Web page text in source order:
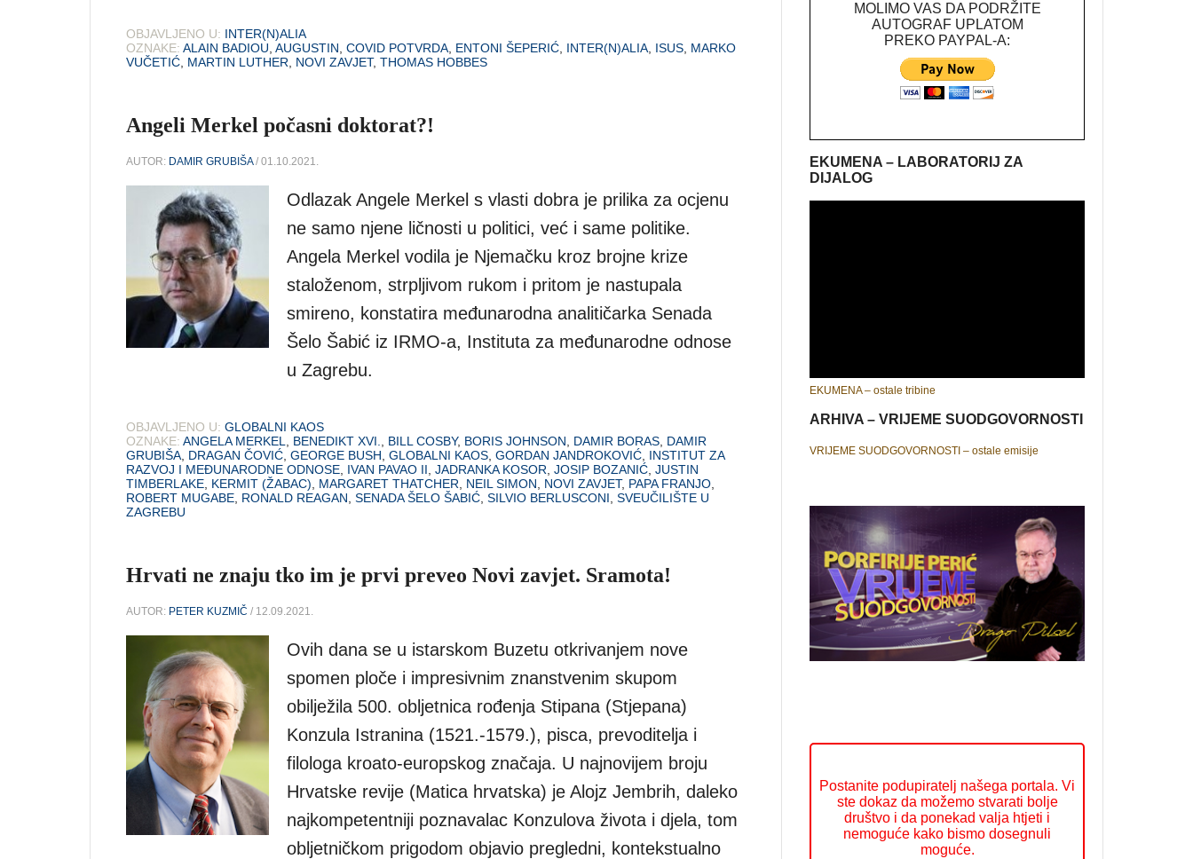
OBJAVLJENO U: INTER(N)ALIA
OZNAKE: ALAIN BADIOU AUGUSTIN COVID POTVRDA ENTONI ŠEPERIĆ INTER(N)ALIA ISUS MARKO
VUČETIĆ MARTIN LUTHER NOVI ZAVJET, THOMAS HOBBES
Angeli Merkel počasni doktorat?!
AUTOR: DAMIR GRUBIŠA/ 01.10.2021.
Odlazak Angele Merkel s vlasti dobra je prilika za ocjenu
ne samo njene ličnosti u politici, već i same politike.
Angela Merkel vodila je Njemačku kroz brojne krize
staloženom, strpljivom rukom i pritom je nastupala
smireno, konstatira međunarodna analitičarka Senada
Šelo Šabić iz IRMO-a, Instituta za međunarodne odnose
u Zagrebu.
OBJAVLJENO U: GLOBALNI KAOS
OZNAKE: ANGELA MERKEL BENEDIKT XVI. BILL COSBY, BORIS JOHNSON DAMIR BORAS DAMIR
GRUBIŠA DRAGAN ČOVIĆ GEORGE BUSH GLOBALNI KAOS GORDAN JANDROKOVIĆ INSTITUT ZA
RAZVOJ I MEĐUNARODNE ODNOSE IVAN PAVAO II JADRANKA KOSOR JOSIP BOZANIĆ JUSTIN
TIMBERLAKE KERMIT (ŽABAC) MARGARET THATCHER NEIL SIMON NOVI ZAVJET, PAPA FRANJO
ROBERT MUGABE RONALD REAGAN SENADA ŠELO ŠABIĆ SILVIO BERLUSCONI SVEUČILIŠTE U
ZAGREBU
Hrvati ne znaju tko im je prvi preveo Novi zavjet. Sramota!
AUTOR: PETER KUZMIČ / 12.09.2021.
Ovih dana se u istarskom Buzetu otkrivanjem nove
spomen ploče i impresivnim znanstvenim skupom
obilježila 500. obljetnica rođenja Stipana (Stjepana)
Konzula Istranina (1521.-1579.), pisca, prevoditelja i
filologa kroato-europskog značaja. U najnovijem broju
Hrvatske revije (Matica hrvatska) je Alojz Jembrih, daleko
najkompetentniji poznavalac Konzulova života i djela, tom
obljetničkom prigodom objavio pregledni, kontekstualno
MOLIMO VAS DA PODRŽITE
AUTOGRAF UPLATOM
PREKO PAYPAL-A:
EKUMENA – LABORATORIJ ZA
DIJALOG
EKUMENA – ostale tribine
ARHIVA – VRIJEME SUODGOVORNOSTI
VRIJEME SUODGOVORNOSTI – ostale emisije
Postanite podupiratelj našega portala. Vi
ste dokaz da možemo stvarati bolje
društvo i da ponekad valja htjeti i
nemoguće kako bismo dosegnuli
moguće.